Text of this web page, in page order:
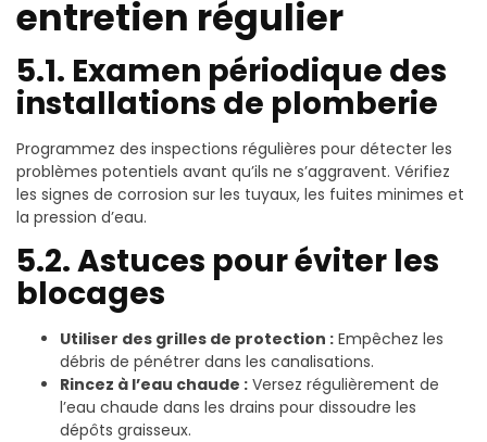
entretien régulier
5.1. Examen périodique des
installations de plomberie
Programmez des inspections régulières pour détecter les
problèmes potentiels avant qu’ils ne s’aggravent. Vérifiez
les signes de corrosion sur les tuyaux, les fuites minimes et
la pression d’eau.
5.2. Astuces pour éviter les
blocages
Utiliser des grilles de protection : Empêchez les
débris de pénétrer dans les canalisations.
Rincez à l’eau chaude : Versez régulièrement de
l’eau chaude dans les drains pour dissoudre les
dépôts graisseux.